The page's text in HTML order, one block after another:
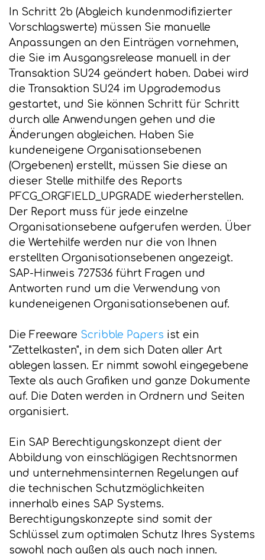
In Schritt 2b (Abgleich kundenmodifizierter
Vorschlagswerte) müssen Sie manuelle
Anpassungen an den Einträgen vornehmen,
die Sie im Ausgangsrelease manuell in der
Transaktion SU24 geändert haben. Dabei wird
die Transaktion SU24 im Upgrademodus
gestartet, und Sie können Schritt für Schritt
durch alle Anwendungen gehen und die
Änderungen abgleichen. Haben Sie
kundeneigene Organisationsebenen
(Orgebenen) erstellt, müssen Sie diese an
dieser Stelle mithilfe des Reports
PFCG_ORGFIELD_UPGRADE wiederherstellen.
Der Report muss für jede einzelne
Organisationsebene aufgerufen werden. Über
die Wertehilfe werden nur die von Ihnen
erstellten Organisationsebenen angezeigt.
SAP-Hinweis 727536 führt Fragen und
Antworten rund um die Verwendung von
kundeneigenen Organisationsebenen auf.
Die Freeware Scribble Papers ist ein
"Zettelkasten", in dem sich Daten aller Art
ablegen lassen. Er nimmt sowohl eingegebene
Texte als auch Grafiken und ganze Dokumente
auf. Die Daten werden in Ordnern und Seiten
organisiert.
Ein SAP Berechtigungskonzept dient der
Abbildung von einschlägigen Rechtsnormen
und unternehmensinternen Regelungen auf
die technischen Schutzmöglichkeiten
innerhalb eines SAP Systems.
Berechtigungskonzepte sind somit der
Schlüssel zum optimalen Schutz Ihres Systems
sowohl nach außen als auch nach innen.